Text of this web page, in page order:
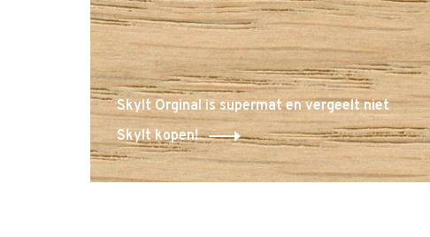
Skylt Orginal is supermat en vergeelt niet
Skylt kopen!